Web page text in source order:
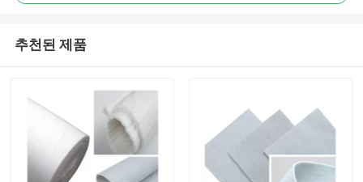
추천된 제품